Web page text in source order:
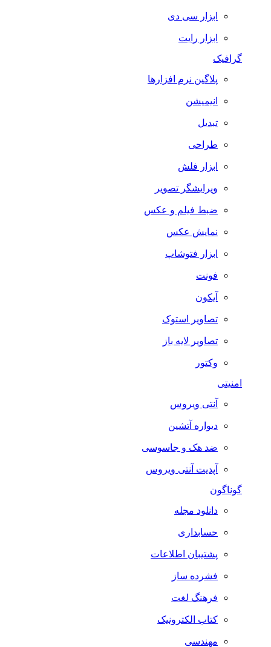
ابزار سی دی
ابزار رایت
گرافیک
پلاگین نرم افزارها
انیمیشن
تبدیل
طراحی
ابزار فلش
ویرایشگر تصویر
ضبط فيلم و عكس
نمایش عکس
ابزار فتوشاپ
فونت
آیکون
تصاویر استوک
تصاویر لایه باز
وکتور
امنیتی
آنتی ویروس
دیواره آتشین
ضد هک و جاسوسی
آپدیت آنتی ویروس
گوناگون
دانلود مجله
حسابداری
پشتیبان اطلاعات
فشرده ساز
فرهنگ لغت
کتاب الکترونیک
مهندسی